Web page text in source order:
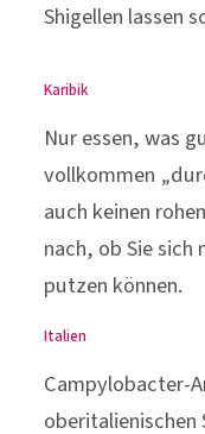
Shigellen lassen
Karibik
Nur essen, was
vollkommen
auch keinen
nach, ob Sie sich
putzen können.
Italien
Campylobacter-
oberitalienischen